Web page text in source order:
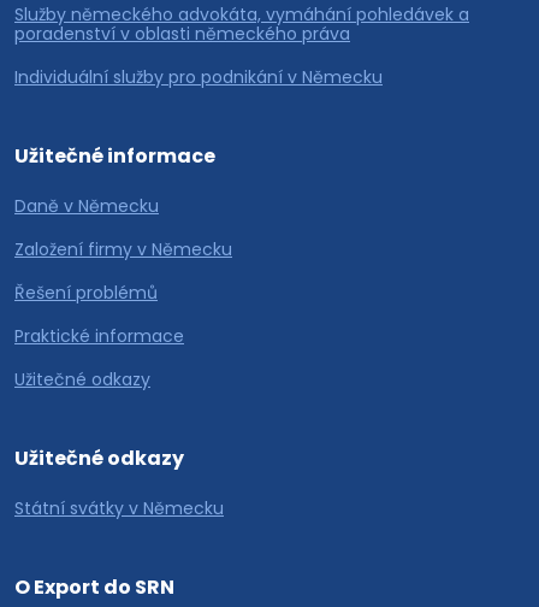
Služby německého advokáta, vymáhání pohledávek a
poradenství v oblasti německého práva
Individuální služby pro podnikání v Německu
Užitečné informace
Daně v Německu
Založení firmy v Německu
Řešení problémů
Praktické informace
Užitečné odkazy
Užitečné odkazy
Státní svátky v Německu
O Export do SRN